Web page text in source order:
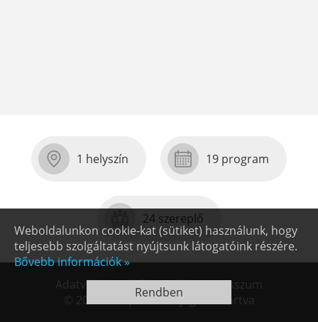
1 helyszín 19 program
24 szereplő
Adatvédelmi tájékoztató|Impresszum
© 2026 PTE | Minden jog fenntartva
Weboldalunkon cookie-kat (sütiket) használunk, hogy
teljesebb szolgáltatást nyújtsunk látogatóink részére.
Bővebb információk »
Rendben